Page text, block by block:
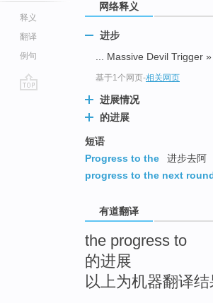
释义
翻译
例句
网络释义
进步
... Massive Devil Trigger
基于1个网页-相关网页
进展情况
的进展
短语
Progress to the
进步去阿
progress to the next
有道翻译
the progress to
的进展
以上为机器翻译